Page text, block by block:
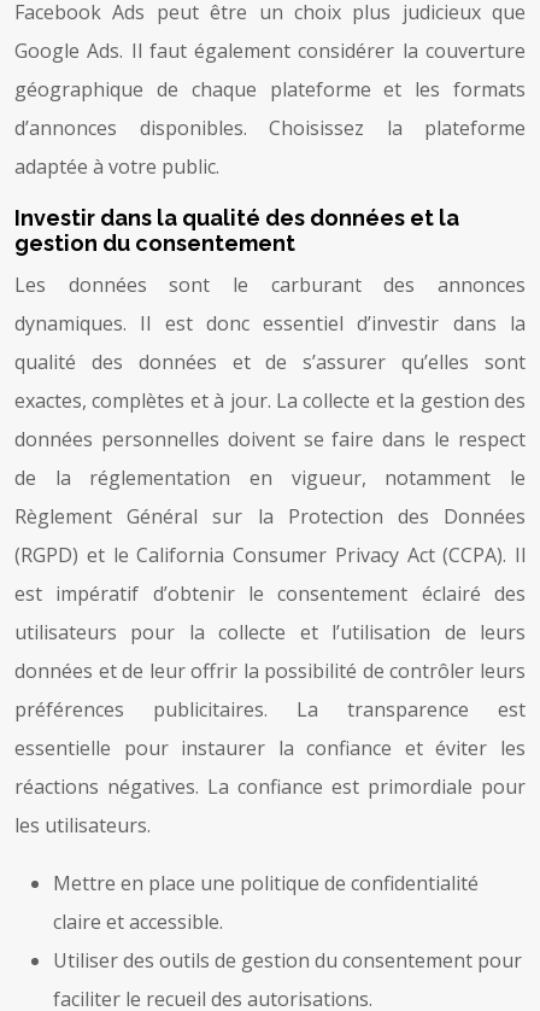
Facebook Ads peut être un choix plus judicieux que
Google Ads. Il faut également considérer la couverture
géographique de chaque plateforme et les formats
d’annonces disponibles. Choisissez la plateforme
adaptée à votre public.
Investir dans la qualité des données et la
gestion du consentement
Les données sont le carburant des annonces
dynamiques. Il est donc essentiel d’investir dans la
qualité des données et de s’assurer qu’elles sont
exactes, complètes et à jour. La collecte et la gestion des
données personnelles doivent se faire dans le respect
de la réglementation en vigueur, notamment le
Règlement Général sur la Protection des Données
(RGPD) et le California Consumer Privacy Act (CCPA). Il
est impératif d’obtenir le consentement éclairé des
utilisateurs pour la collecte et l’utilisation de leurs
données et de leur offrir la possibilité de contrôler leurs
préférences publicitaires. La transparence est
essentielle pour instaurer la confiance et éviter les
réactions négatives. La confiance est primordiale pour
les utilisateurs.
Mettre en place une politique de confidentialité
claire et accessible.
Utiliser des outils de gestion du consentement pour
faciliter le recueil des autorisations.